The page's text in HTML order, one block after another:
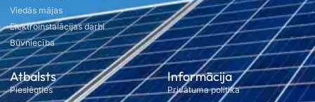
Viedās mājas
Elektroinstalācijas darbi
Būvniecība
Atbalsts
Pieslēgties
Informācija
Privātuma politika